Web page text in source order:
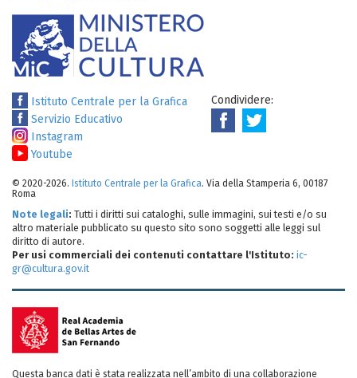
Istituto Centrale per la Grafica
Servizio Educativo
Instagram
Youtube
Condividere:
© 2020-2026. Istituto Centrale per la Grafica. Via della Stamperia 6, 00187
Roma
Note legali: Tutti i diritti sui cataloghi, sulle immagini, sui testi e/o su
altro materiale pubblicato su questo sito sono soggetti alle leggi sul
diritto di autore.
Per usi commerciali dei contenuti contattare l'Istituto: ic-
gr@cultura.gov.it
Questa banca dati è stata realizzata nell’ambito di una collaborazione